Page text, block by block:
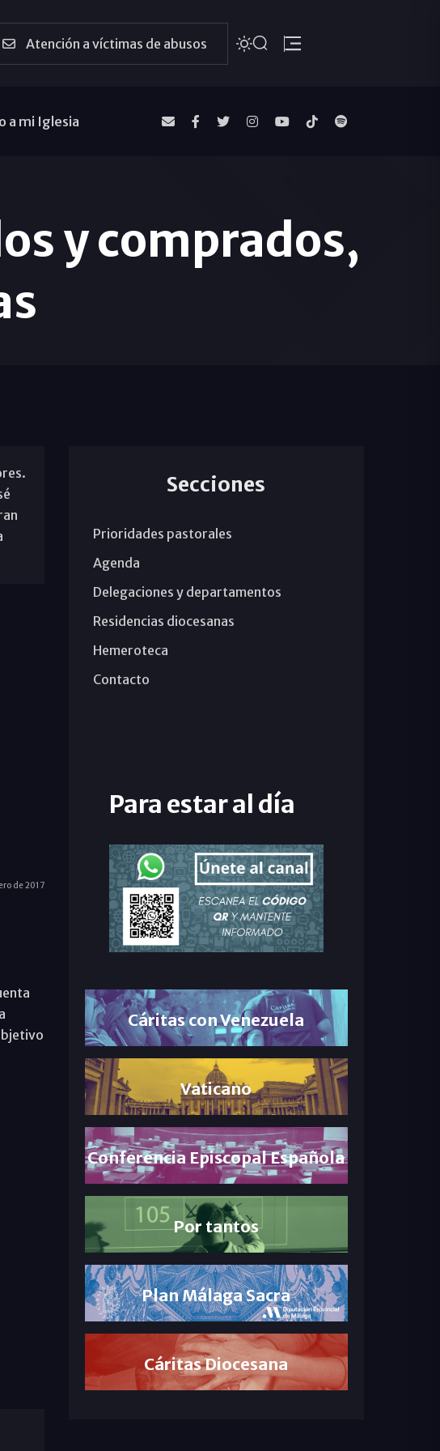
Atención a víctimas de abusos
a mi Iglesia
y comprados,
de 2017
Secciones
Prioridades pastorales
Agenda
Delegaciones y departamentos
Residencias diocesanas
Hemeroteca
Contacto
Para estar al día
Cáritas con Venezuela
Vaticano
Conferencia Episcopal Española
Por tantos
Plan Málaga Sacra
Cáritas Diocesana